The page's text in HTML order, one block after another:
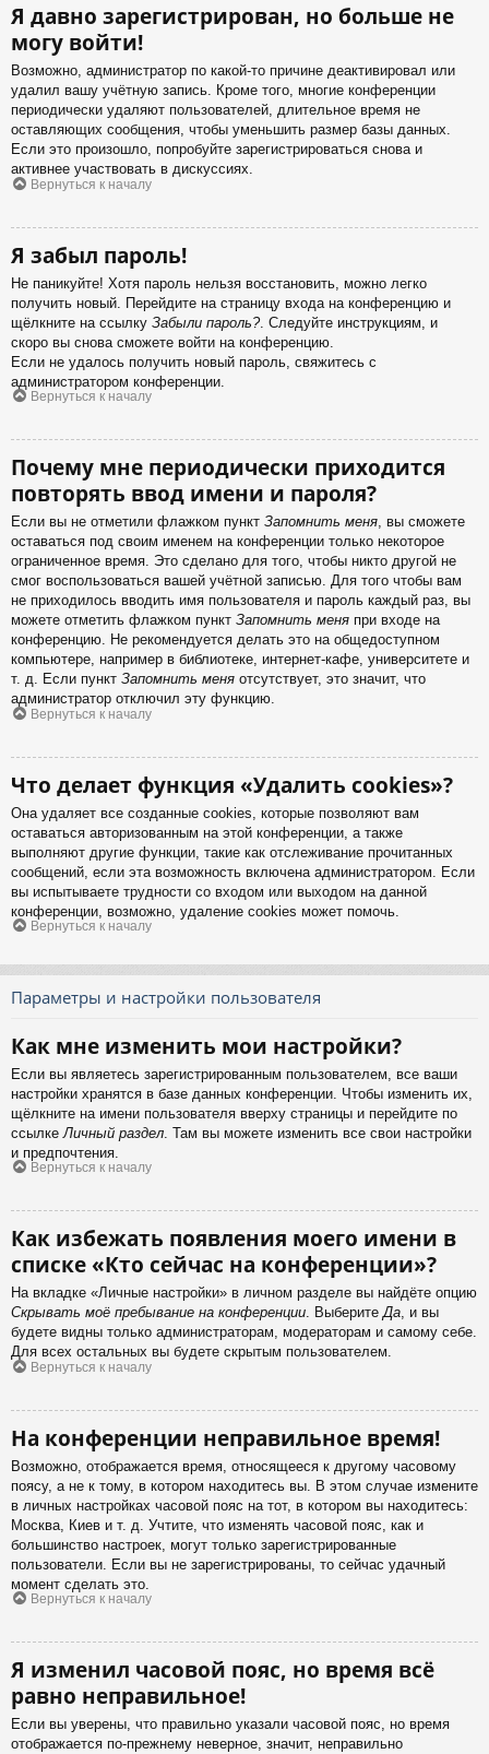
Я давно зарегистрирован, но больше не
могу войти!
Возможно, администратор по какой-то причине деактивировал или
удалил вашу учётную запись. Кроме того, многие конференции
периодически удаляют пользователей, длительное время не
оставляющих сообщения, чтобы уменьшить размер базы данных.
Если это произошло, попробуйте зарегистрироваться снова и
активнее участвовать в дискуссиях.
Вернуться к началу
Я забыл пароль!
Не паникуйте! Хотя пароль нельзя восстановить, можно легко
получить новый. Перейдите на страницу входа на конференцию и
щёлкните на ссылку Забыли пароль?. Следуйте инструкциям, и
скоро вы снова сможете войти на конференцию.
Если не удалось получить новый пароль, свяжитесь с
администратором конференции.
Вернуться к началу
Почему мне периодически приходится
повторять ввод имени и пароля?
Если вы не отметили флажком пункт Запомнить меня, вы сможете
оставаться под своим именем на конференции только некоторое
ограниченное время. Это сделано для того, чтобы никто другой не
смог воспользоваться вашей учётной записью. Для того чтобы вам
не приходилось вводить имя пользователя и пароль каждый раз, вы
можете отметить флажком пункт Запомнить меня при входе на
конференцию. Не рекомендуется делать это на общедоступном
компьютере, например в библиотеке, интернет-кафе, университете и
т. д. Если пункт Запомнить меня отсутствует, это значит, что
администратор отключил эту функцию.
Вернуться к началу
Что делает функция «Удалить cookies»?
Она удаляет все созданные cookies, которые позволяют вам
оставаться авторизованным на этой конференции, а также
выполняют другие функции, такие как отслеживание прочитанных
сообщений, если эта возможность включена администратором. Если
вы испытываете трудности со входом или выходом на данной
конференции, возможно, удаление cookies может помочь.
Вернуться к началу
Параметры и настройки пользователя
Как мне изменить мои настройки?
Если вы являетесь зарегистрированным пользователем, все ваши
настройки хранятся в базе данных конференции. Чтобы изменить их,
щёлкните на имени пользователя вверху страницы и перейдите по
ссылке Личный раздел . Там вы можете изменить все свои настройки
и предпочтения.
Вернуться к началу
Как избежать появления моего имени в
списке «Кто сейчас на конференции»?
На вкладке «Личные настройки» в личном разделе вы найдёте опцию
Скрывать моё пребывание на конференции. ВыберитеДа, и вы
будете видны только администраторам, модераторам и самому себе.
Для всех остальных вы будете скрытым пользователем.
Вернуться к началу
На конференции неправильное время!
Возможно, отображается время, относящееся к другому часовому
поясу, а не к тому, в котором находитесь вы. В этом случае измените
в личных настройках часовой пояс на тот, в котором вы находитесь:
Москва, Киев и т. д. Учтите, что изменять часовой пояс, как и
большинство настроек, могут только зарегистрированные
пользователи. Если вы не зарегистрированы, то сейчас удачный
момент сделать это.
Вернуться к началу
Я изменил часовой пояс, но время всё
равно неправильное!
Если вы уверены, что правильно указали часовой пояс, но время
отображается по-прежнему неверное, значит, неправильно